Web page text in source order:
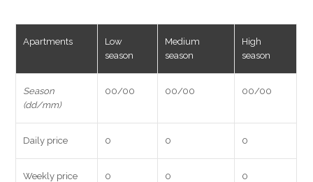
Apartments
Low
season
Medium
season
High
season
Season
(dd/mm)
00/00 00/00 00/00
Daily price 0 0 0
Weekly price 0 0 0